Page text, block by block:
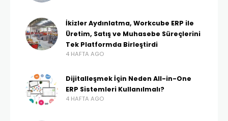
İkizler Aydınlatma, Workcube ERP ile
Üretim, Satış ve Muhasebe Süreçlerini
Tek Platformda Birleştirdi
4 HAFTA AGO
Dijitalleşmek İçin Neden All-in-One
ERP Sistemleri Kullanılmalı?
4 HAFTA AGO